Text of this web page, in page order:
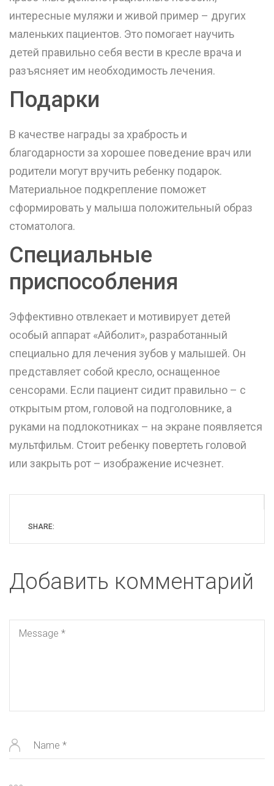
интересные муляжи и живой пример – других
маленьких пациентов. Это помогает научить
детей правильно себя вести в кресле врача и
разъясняет им необходимость лечения.
Подарки
В качестве награды за храбрость и
благодарности за хорошее поведение врач или
родители могут вручить ребенку подарок.
Материальное подкрепление поможет
сформировать у малыша положительный образ
стоматолога.
Специальные
приспособления
Эффективно отвлекает и мотивирует детей
особый аппарат «Айболит», разработанный
специально для лечения зубов у малышей. Он
представляет собой кресло, оснащенное
сенсорами. Если пациент сидит правильно – с
открытым ртом, головой на подголовнике, а
руками на подлокотниках – на экране появляется
мультфильм. Стоит ребенку повертеть головой
или закрыть рот – изображение исчезнет.
SHARE:
Добавить комментарий